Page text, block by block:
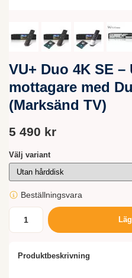
VU+ Duo 4K SE –
mottagare med
(Marksänd TV)
5 490 kr
Välj variant
Beställningsvara
Produktbeskrivning